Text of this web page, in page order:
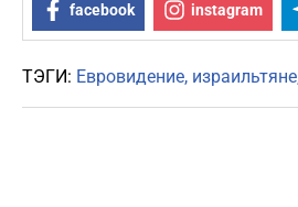
facebook instagram
ТЭГИ: Евровидение израильтяне